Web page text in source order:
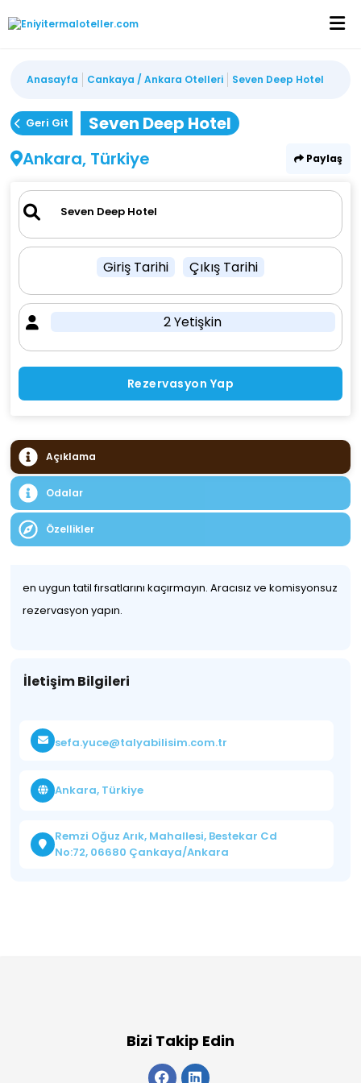
Anasayfa Cankaya / Ankara Otelleri Seven Deep Hotel
Geri Git
Seven Deep Hotel
Ankara, Türkiye
Paylaş
Giriş Tarihi Çıkış Tarihi
2 Yetişkin
Rezervasyon Yap
Açıklama
Odalar
Özellikler
en uygun tatil fırsatlarını kaçırmayın. Aracısız ve komisyonsuz
rezervasyon yapın.
İletişim Bilgileri
sefa.yuce@talyabilisim.com.tr
Ankara, Türkiye
Remzi Oğuz Arık, Mahallesi, Bestekar Cd
No:72, 06680 Çankaya/Ankara
Bizi Takip Edin